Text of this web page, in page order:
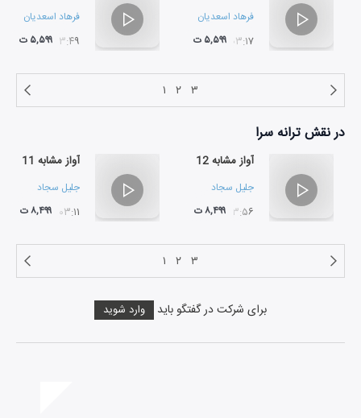
فرهاد اسعدیان
۰۳:۱۷ ۵,۵۹۹ ت
فرهاد اسعدیان
۰۳:۴۹ ۵,۵۹۹ ت
۱ ۲ ۳
در نقشترانه سرا
آواز مشابه 12
جلیل سجاد
۰۳:۵۶ ۸,۴۹۹ ت
آواز مشابه 11
جلیل سجاد
۰۳:۱۱ ۸,۴۹۹ ت
۱ ۲ ۳
برای شرکت در گفتگو باید وارد شوید